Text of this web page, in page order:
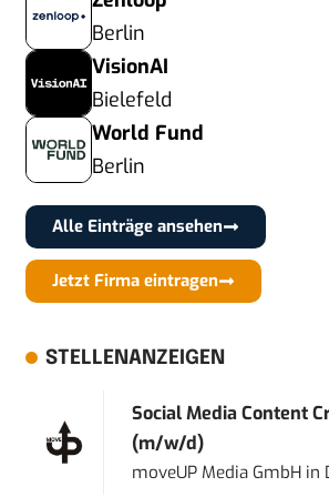
Berlin
VisionAI
Bielefeld
World Fund
Berlin
Alle Einträge ansehen
Jetzt Firma eintragen
STELLENANZEIGEN
Social Media Content
(m/w/d)
moveUP Media GmbH in